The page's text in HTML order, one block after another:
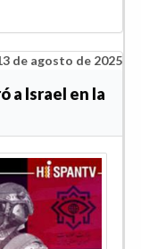
de agosto de 2025
a Israel en la